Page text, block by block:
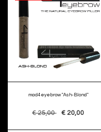
mad4eyebrow "Ash-Blond"
€ 25,00 € 20,00